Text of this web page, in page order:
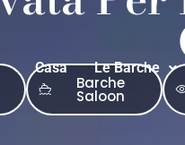
Casa Le Barche
Barche
Saloon